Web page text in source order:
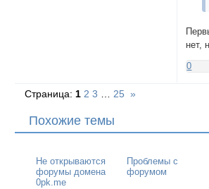
нет,
0
Страница: 1 2 3 25 »
Похожие темы
Не открываются
форумы домена
0pk.me
Проблемы с
форумом